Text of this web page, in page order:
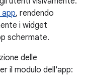
, rendendo
i widget
schermate.
delle
il modulo dell'app: